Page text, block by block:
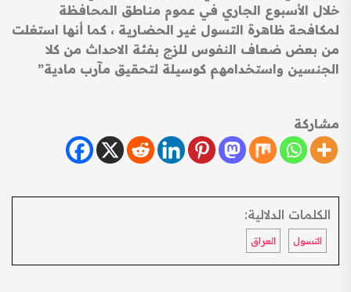
خلال الأسبوع الجاري في عموم مناطق المحافظة
لمكافحة ظاهرة التسول غير الحضارية ، كما أنها استغلت
من بعض ضعاف النفوس للزج بفئة الاحداث من كلا
الجنسين واستخدامهم كوسيلة لتحقيق مآرب مادية”
مشاركة
الكلمات الدلالية:
التسول العراق